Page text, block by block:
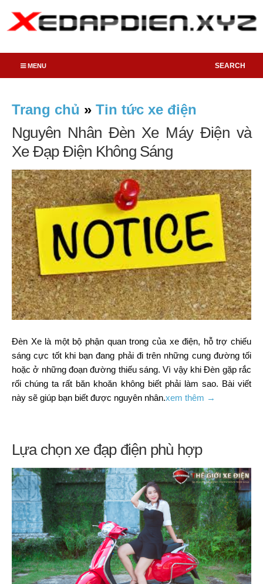
SEARCH
MENU
Trang chủ » Tin tức xe điện
Nguyên Nhân Đèn Xe Máy Điện và
Xe Đạp Điện Không Sáng
Đèn Xe là một bộ phận quan trong của xe điện, hỗ trợ chiếu
sáng cực tốt khi bạn đang phải đi trên những cung đường tối
hoặc ở những đoạn đường thiếu sáng. Vì vậy khi Đèn gặp rắc
rối chúng ta rất băn khoăn không biết phải làm sao. Bài viết
này sẽ giúp bạn biết được nguyên nhân.xem thêm →
Lựa chọn xe đạp điện phù hợp